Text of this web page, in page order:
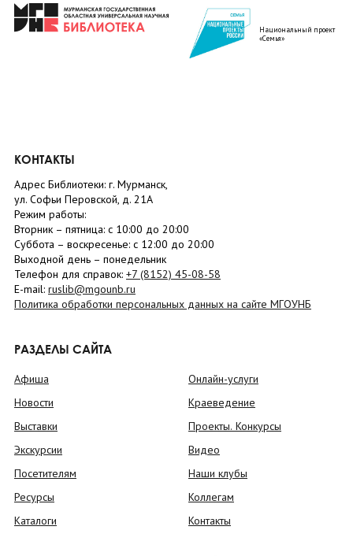
Национальный проект
«Семья»
КОНТАКТЫ
Адрес Библиотеки: г. Мурманск,
ул. Софьи Перовской, д. 21А
Режим работы:
Вторник – пятница: с 10:00 до 20:00
Суббота – воскресенье: c 12:00 до 20:00
Выходной день – понедельник
Телефон для справок: +7 (8152) 45-08-58
E-mail: ruslib@mgounb.ru
Политика обработки персональных данных на сайте МГОУНБ
РАЗДЕЛЫ САЙТА
Афиша
Новости
Выставки
Экскурсии
Посетителям
Ресурсы
Каталоги
Онлайн-услуги
Краеведение
Проекты. Конкурсы
Видео
Наши клубы
Коллегам
Контакты